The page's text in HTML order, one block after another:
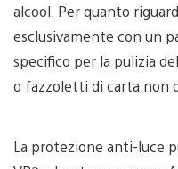
alcool. Per quanto
esclusivamente con un
specifico per la pulizia
o fazzoletti di carta non
La protezione anti-luce